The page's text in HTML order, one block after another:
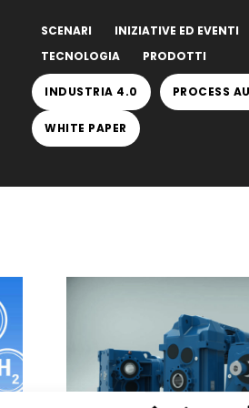
SCENARI INIZIATIVE ED EVENTI
TECNOLOGIA
PRODOTTI
INDUSTRIA 4.0 PROCESS
WHITE PAPER